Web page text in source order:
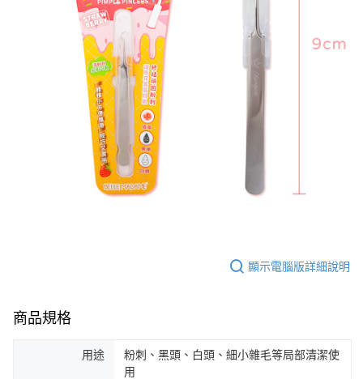
顯示電腦版詳細說明
商品規格
用途
粉刺、黑頭、白頭、細小雜毛等局部清潔使
用